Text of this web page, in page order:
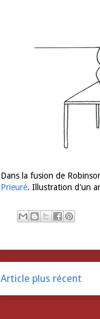
Dans la fusion de
Prieuré. Illustration d'un
Article plus récent